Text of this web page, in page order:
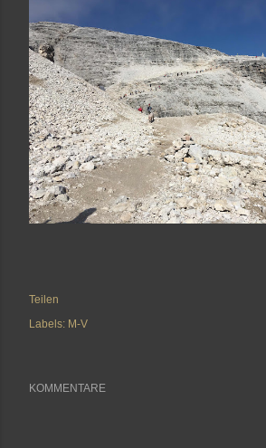
Teilen
Labels: M-V
KOMMENTARE